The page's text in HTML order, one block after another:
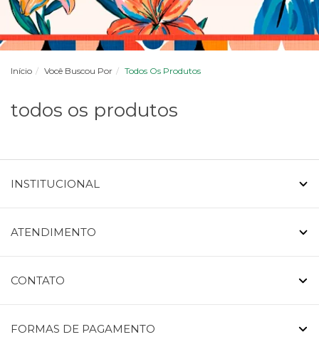
Início Você Buscou Por Todos Os Produtos
todos os produtos
INSTITUCIONAL
ATENDIMENTO
CONTATO
FORMAS DE PAGAMENTO